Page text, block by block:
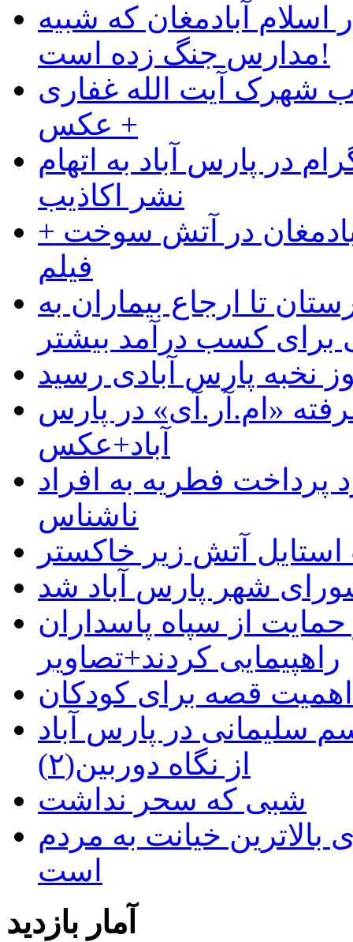
آبادمغان که شبیه
مدارس جنگ زده است!
شهرک آیت الله غفاری
+ عکس
در پارس آباد به اتهام
نشر اکاذیب
در آتش سوخت +
فیلم
تا ارجاع بیماران به
کسب درآمد بیشتر
نخبه پارس آبادی رسید
«ام.آر.آی» در پارس
آباد+عکس
پرداخت فطریه به افراد
ناشناس
آتش زیر خاکستر
شهر پارس آباد شد
از سپاه پاسداران
راهپیمایی کردند+تصاویر
سلیمانی در پارس آباد
از نگاه دوربین(۲)
شبی که سحر نداشت
خیانت به مردم
است
آمار بازدید